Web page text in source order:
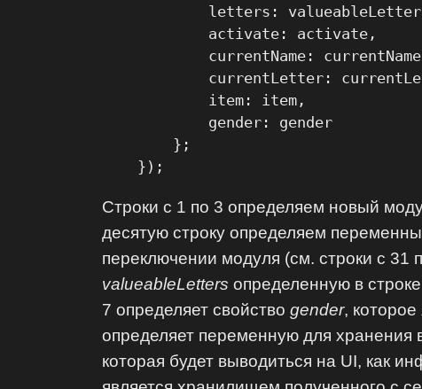
letters:
            activate: activate,
currentName:
currentLetter:
            item: item,
            gender: gender
        };
    });
Строки с 1 по 3 определяем новый
десятую строку определяем
переключении модуля (см. строки с 31
valueableLetters определенную в
7 определяет свойствоgender,
определяет переменную для
которая будет выводиться на UI, как